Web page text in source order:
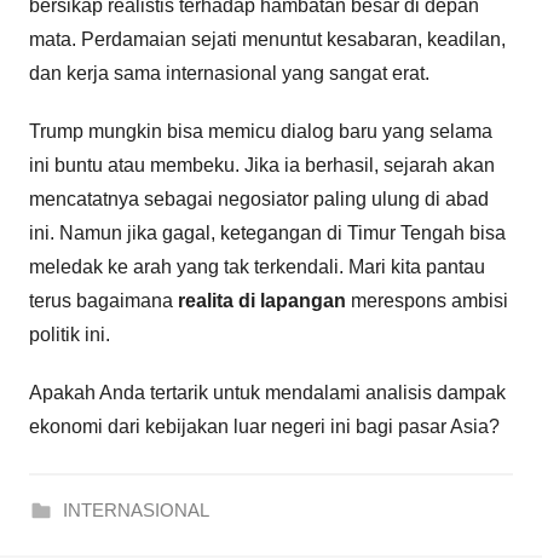
bersikap realistis terhadap hambatan besar di depan
mata. Perdamaian sejati menuntut kesabaran, keadilan,
dan kerja sama internasional yang sangat erat.
Trump mungkin bisa memicu dialog baru yang selama
ini buntu atau membeku. Jika ia berhasil, sejarah akan
mencatatnya sebagai negosiator paling ulung di abad
ini. Namun jika gagal, ketegangan di Timur Tengah bisa
meledak ke arah yang tak terkendali. Mari kita pantau
terus bagaimana realita di lapangan merespons ambisi
politik ini.
Apakah Anda tertarik untuk mendalami analisis dampak
ekonomi dari kebijakan luar negeri ini bagi pasar Asia?
INTERNASIONAL